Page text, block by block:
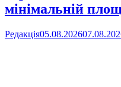
мінімальній
Редакція05.08.2026